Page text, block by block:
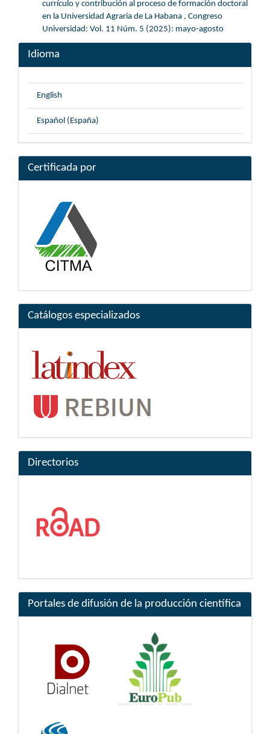
currículo y contribución al proceso de formación doctoral
en la Universidad Agraria de La Habana , Congreso
Universidad: Vol. 11 Núm. 5 (2025): mayo-agosto
Idioma
English
Español (España)
Certificada por
Catálogos especializados
Directorios
Portales de difusión de la producción científica